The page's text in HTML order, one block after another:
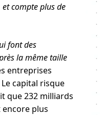
compte plus de
font des
la même taille
entreprises
capital risque
que 232 milliards
encore plus